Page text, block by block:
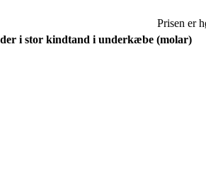
Prisen er
i stor kindtand i underkæbe (molar)